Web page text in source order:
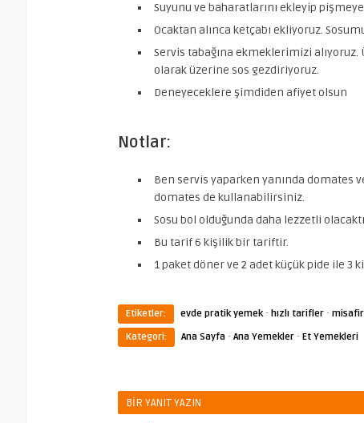
Suyunu ve baharatlarını ekleyip pişmeye
Ocaktan alınca ketçabı ekliyoruz.
Servis tabağına ekmeklerimizi
olarak üzerine sos gezdiriyoruz.
Deneyeceklere şimdiden afiyet olsun
Notlar:
Ben servis yaparken yanında domates
domates de kullanabilirsiniz.
Sosu bol olduğunda daha lezzetli
Bu tarif 6 kişilik bir tariftir.
1 paket döner ve 2 adet küçük pide ile 3
Etiketler: evde pratik yemek· hızlı tarifler ·
Kategori:
Ana Sayfa · Ana Yemekler · Et Yemekleri
BIR YANIT YAZIN